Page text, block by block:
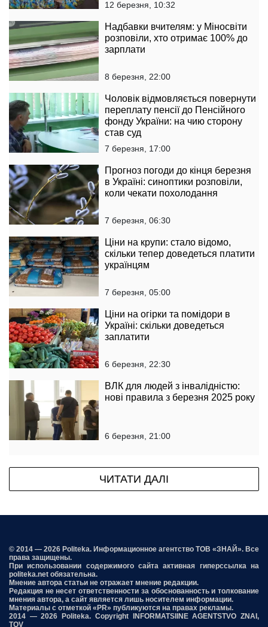
12 березня, 10:32
Надбавки вчителям: у Міносвіти
розповіли, хто отримає 100% до
зарплати
8 березня, 22:00
Чоловік відмовляється повернути
переплату пенсії до Пенсійного
фонду України: на чию сторону
став суд
7 березня, 17:00
Прогноз погоди до кінця березня
в Україні: синоптики розповіли,
коли чекати похолодання
7 березня, 06:30
Ціни на крупи: стало відомо,
скільки тепер доведеться платити
українцям
7 березня, 05:00
Ціни на огірки та помідори в
Україні: скільки доведеться
заплатити
6 березня, 22:30
ВЛК для людей з інвалідністю:
нові правила з березня 2025 року
6 березня, 21:00
ЧИТАТИ ДАЛІ
© 2014 — 2026 Politeka. Информационное агентство ТОВ «ЗНАЙ». Все
права защищены.
При использовании содержимого сайта активная гиперссылка на
politeka.net обязательна.
Мнение автора статьи не отражает мнение редакции.
Редакция не несет ответственности за обоснованность и толкование
мнения автора, а сайт является лишь носителем информации.
Материалы с отметкой «PR» публикуются на правах рекламы.
2014 — 2026 Politeka. Copyright INFORMATSIINE AGENTSTVO ZNAI,
TOV